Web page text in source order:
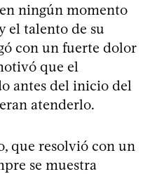
ningún momento
el talento de su
con un fuerte dolor
que el
antes del inicio del
atenderlo.
que resolvió con un
se muestra